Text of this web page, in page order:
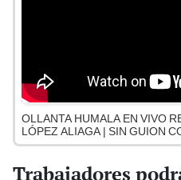
OLLANTA HUMALA EN VIVO
LÓPEZ ALIAGA | SIN GUION
Trabajadores